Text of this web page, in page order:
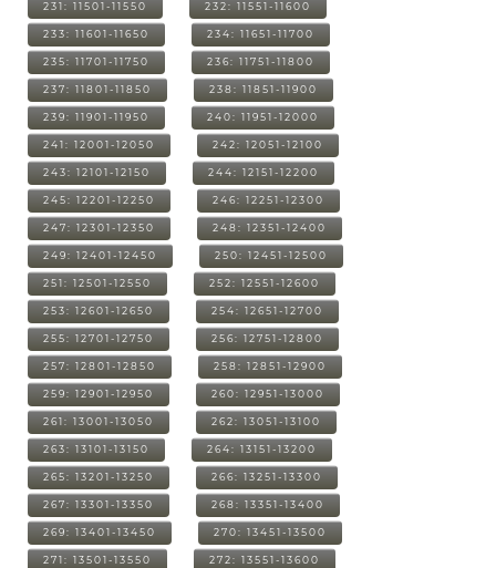
231: 11501-11550 232: 11551-11600
233: 11601-11650 234: 11651-11700
235: 11701-11750 236: 11751-11800
237: 11801-11850 238: 11851-11900
239: 11901-11950 240: 11951-12000
241: 12001-12050 242: 12051-12100
243: 12101-12150 244: 12151-12200
245: 12201-12250 246: 12251-12300
247: 12301-12350 248: 12351-12400
249: 12401-12450 250: 12451-12500
251: 12501-12550 252: 12551-12600
253: 12601-12650 254: 12651-12700
255: 12701-12750 256: 12751-12800
257: 12801-12850 258: 12851-12900
259: 12901-12950 260: 12951-13000
261: 13001-13050 262: 13051-13100
263: 13101-13150 264: 13151-13200
265: 13201-13250 266: 13251-13300
267: 13301-13350 268: 13351-13400
269: 13401-13450 270: 13451-13500
271: 13501-13550 272: 13551-13600